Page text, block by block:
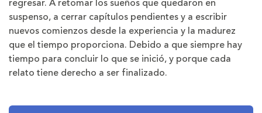
suspenso, a cerrar capítulos pendientes y a escribir
nuevos comienzos desde la experiencia y la madurez
que el tiempo proporciona. Debido a que siempre hay
tiempo para concluir lo que se inició, y porque cada
relato tiene derecho a ser finalizado.